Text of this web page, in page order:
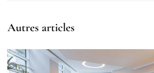
Autres articles